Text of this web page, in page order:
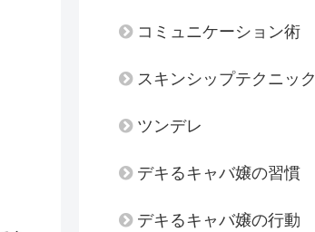
コミュニケーション術
スキンシップテクニック
ツンデレ
デキるキャバ嬢の習慣
デキるキャバ嬢の行動